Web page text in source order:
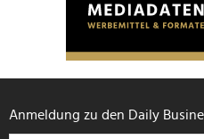
Anmeldung zu den Daily